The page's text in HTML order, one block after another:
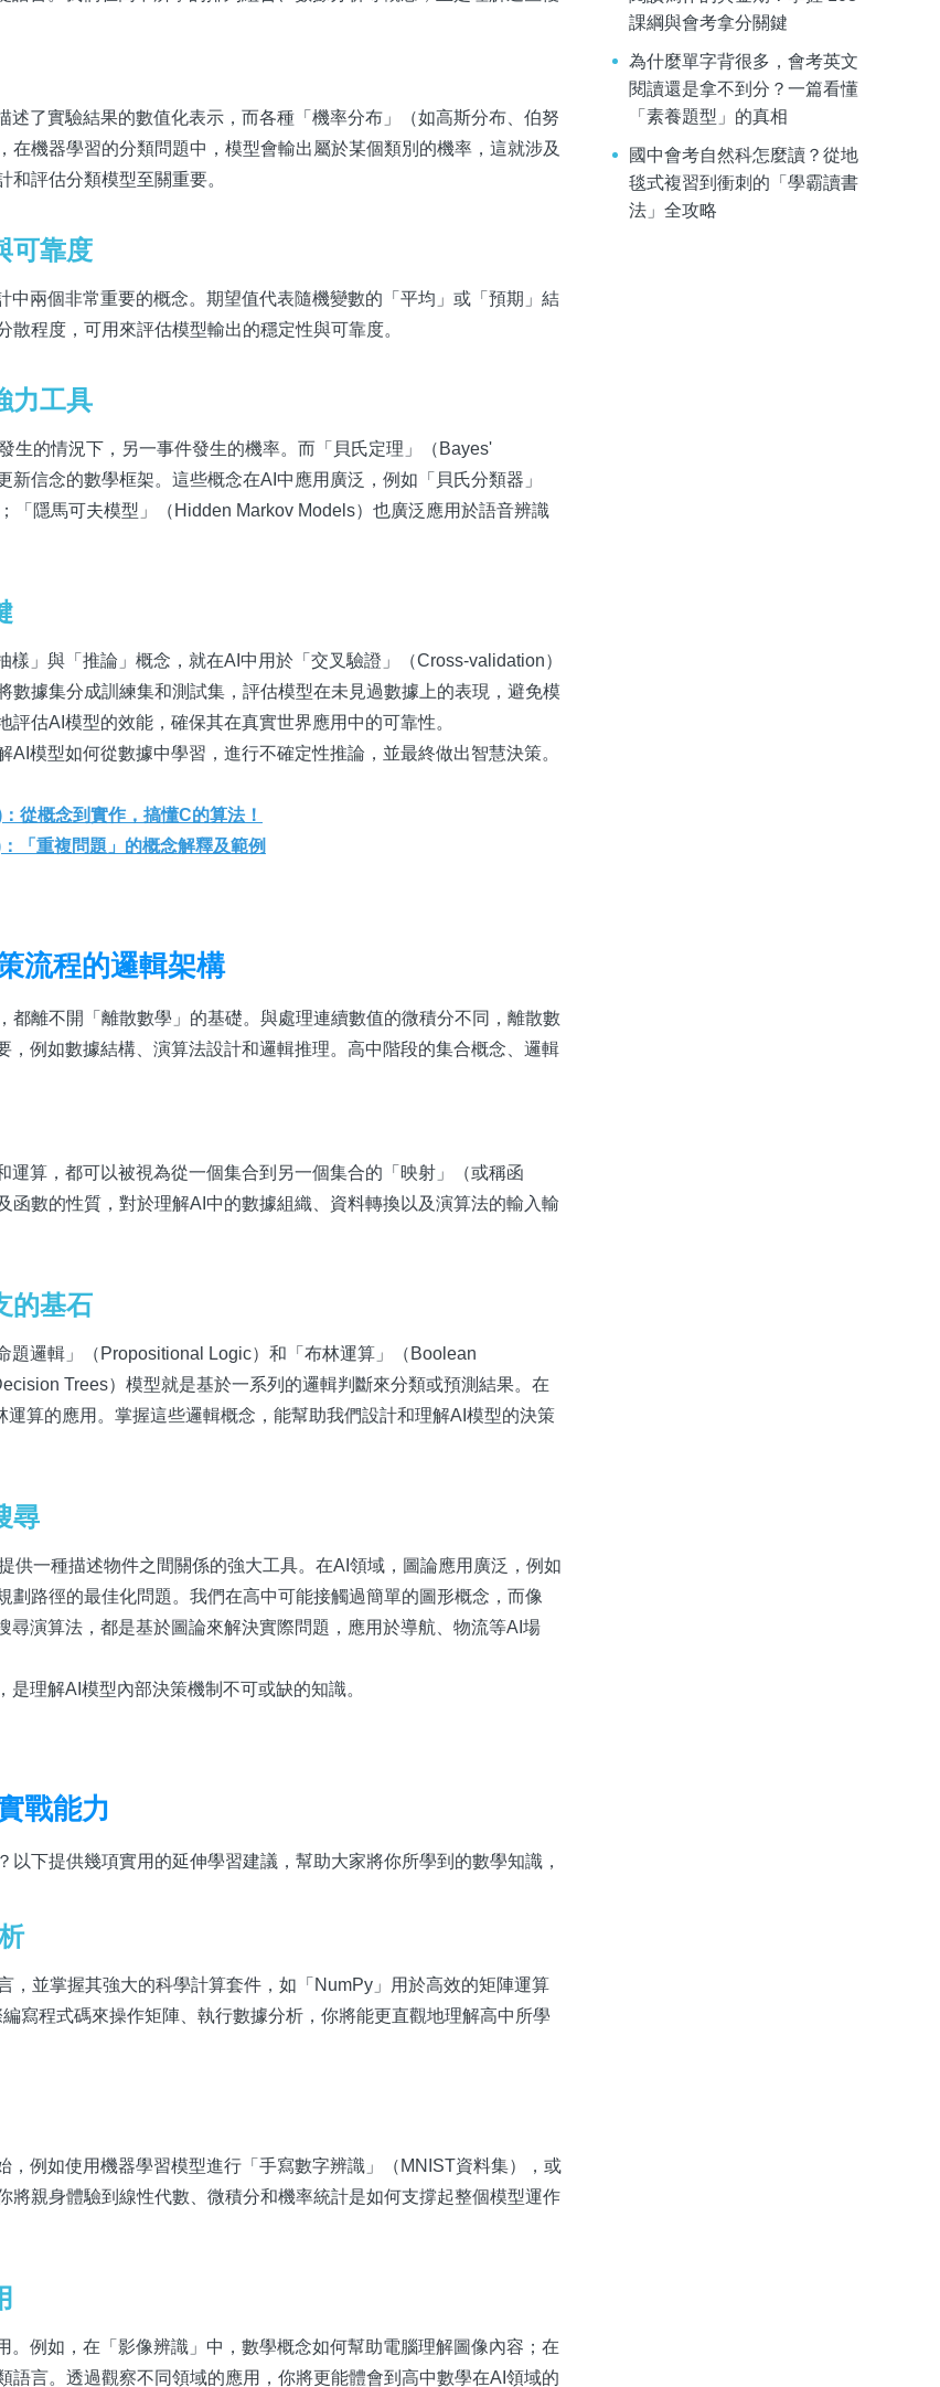
了實驗結果的數值化表示，而各種「機率分布」（如高斯分布、伯努
機器學習的分類問題中，模型會輸出屬於某個類別的機率，這就涉及
評估分類模型至關重要。
可靠度
兩個非常重要的概念。期望值代表隨機變數的「平均」或「預期」結
程度，可用來評估模型輸出的穩定性與可靠度。
力工具
的情況下，另一事件發生的機率。而「貝氏定理」（Bayes'
信念的數學框架。這些概念在AI中應用廣泛，例如「貝氏分類器」
「隱馬可夫模型」（Hidden Markov Models）也廣泛應用於語音辨識
」與「推論」概念，就在AI中用於「交叉驗證」（Cross-validation）
據集分成訓練集和測試集，評估模型在未見過數據上的表現，避免模
估AI模型的效能，確保其在真實世界應用中的可靠性。
模型如何從數據中學習，進行不確定性推論，並最終做出智慧決策。
從概念到實作，搞懂C的算法！
「重複問題」的概念解釋及範例
流程的邏輯架構
都離不開「離散數學」的基礎。與處理連續數值的微積分不同，離散數
例如數據結構、演算法設計和邏輯推理。高中階段的集合概念、邏輯
算，都可以被視為從一個集合到另一個集合的「映射」（或稱函
數的性質，對於理解AI中的數據組織、資料轉換以及演算法的輸入輸
的基石
邏輯」（Propositional Logic）和「布林運算」（Boolean
Trees）模型就是基於一系列的邏輯判斷來分類或預測結果。在
算的應用。掌握這些邏輯概念，能幫助我們設計和理解AI模型的決策
尋
供一種描述物件之間關係的強大工具。在AI領域，圖論應用廣泛，例如
路徑的最佳化問題。我們在高中可能接觸過簡單的圖形概念，而像
尋演算法，都是基於圖論來解決實際問題，應用於導航、物流等AI場
理解AI模型內部決策機制不可或缺的知識。
戰能力
下提供幾項實用的延伸學習建議，幫助大家將你所學到的數學知識，
並掌握其強大的科學計算套件，如「NumPy」用於高效的矩陣運算
寫程式碼來操作矩陣、執行數據分析，你將能更直觀地理解高中所學
例如使用機器學習模型進行「手寫數字辨識」（MNIST資料集），或
親身體驗到線性代數、微積分和機率統計是如何支撐起整個模型運作
例如，在「影像辨識」中，數學概念如何幫助電腦理解圖像內容；在
語言。透過觀察不同領域的應用，你將更能體會到高中數學在AI領域的
課綱與會考拿分關鍵
為什麼單字背很多，會考英文
閱讀還是拿不到分？一篇看懂
「素養題型」的真相
國中會考自然科怎麼讀？從地
毯式複習到衝刺的「學霸讀書
法」全攻略